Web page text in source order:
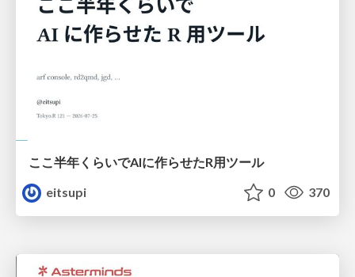
ここ半年くらいでAIに作らせたR用ツール
eitsupi
0 370